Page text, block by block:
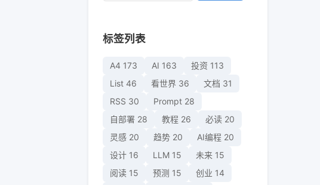
标签列表
A4 173 AI 163 投资 113
List 46 看世界 36 文档 31
RSS 30 Prompt 28
自部署 28 教程 26 必读 20
灵感 20 趋势 20 AI编程 20
设计 16 LLM 15 未来 15
阅读 15 预测 15 创业 14